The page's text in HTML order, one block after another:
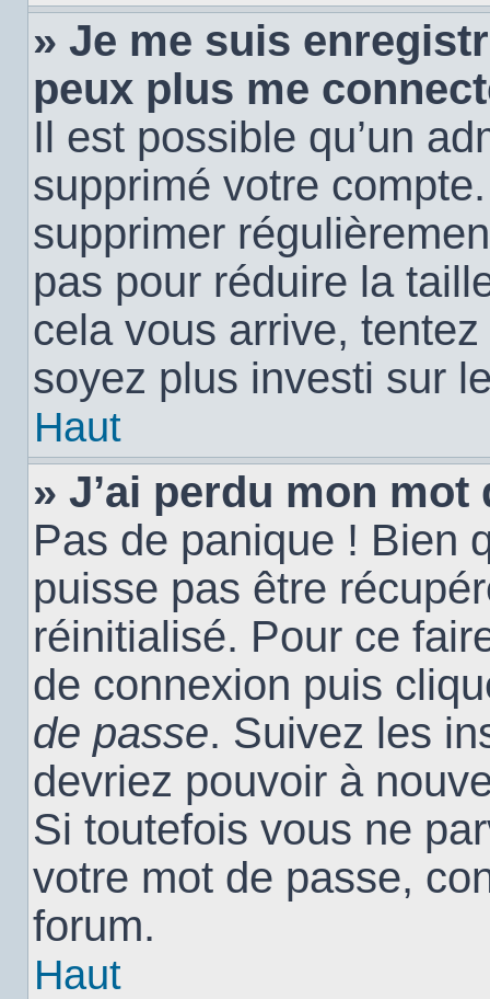
» Je me suis
peux plus me
Il est possible qu’un
supprimé votre
supprimer
pas pour réduire la
cela vous arrive,
soyez plus investi sur
Haut
» J’ai perdu mon mot
Pas de panique ! Bien
puisse pas être
réinitialisé. Pour ce
de connexion puis
de passe. Suivez les
devriez pouvoir à
Si toutefois vous ne
votre mot de passe,
forum.
Haut